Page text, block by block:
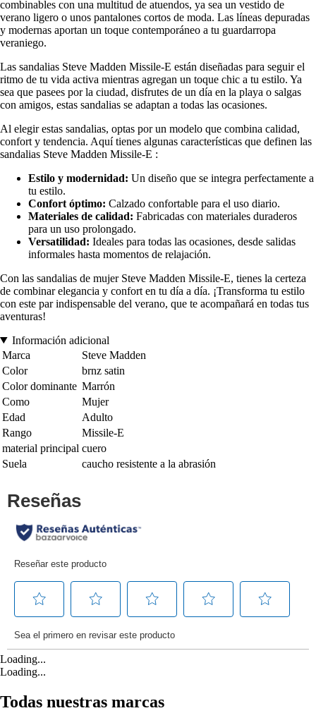
combinables con una multitud de atuendos, ya sea un vestido de
verano ligero o unos pantalones cortos de moda. Las líneas depuradas
y modernas aportan un toque contemporáneo a tu guardarropa
veraniego.
Las sandalias Steve Madden Missile-E están diseñadas para seguir el
ritmo de tu vida activa mientras agregan un toque chic a tu estilo. Ya
sea que pasees por la ciudad, disfrutes de un día en la playa o salgas
con amigos, estas sandalias se adaptan a todas las ocasiones.
Al elegir estas sandalias, optas por un modelo que combina calidad,
confort y tendencia. Aquí tienes algunas características que definen las
sandalias Steve Madden Missile-E :
Estilo y modernidad: Un diseño que se integra perfectamente a
tu estilo.
Confort óptimo: Calzado confortable para el uso diario.
Materiales de calidad: Fabricadas con materiales duraderos
para un uso prolongado.
Versatilidad: Ideales para todas las ocasiones, desde salidas
informales hasta momentos de relajación.
Con las sandalias de mujer Steve Madden Missile-E, tienes la certeza
de combinar elegancia y confort en tu día a día. ¡Transforma tu estilo
con este par indispensable del verano, que te acompañará en todas tus
aventuras!
Información adicional
Marca
Steve Madden
Color
brnz satin
Color dominante Marrón
Como
Mujer
Edad
Adulto
Rango
Missile-E
material principal cuero
Suela
caucho resistente a la abrasión
Loading...
Loading...
Todas nuestras marcas